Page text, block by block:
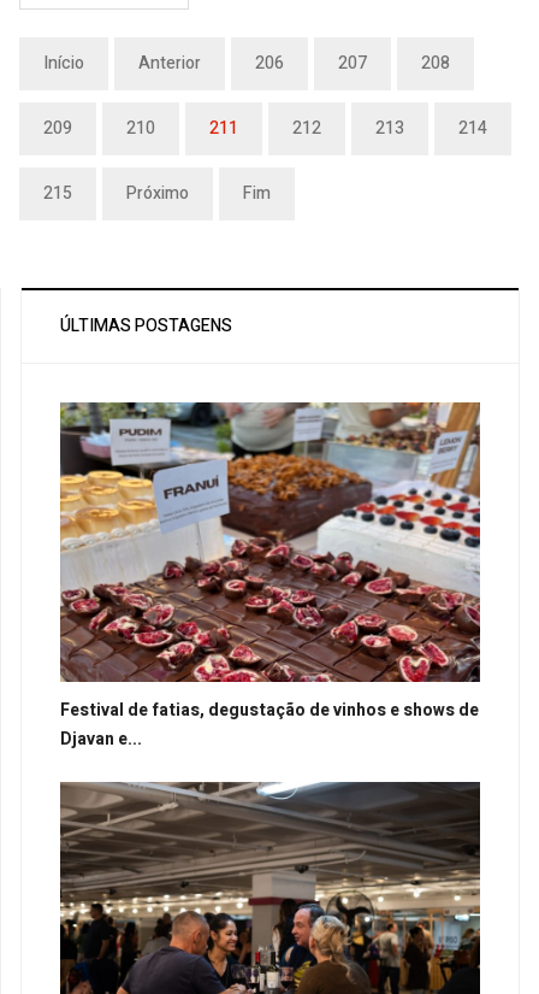
Início Anterior 206 207 208
209 210 211 212 213 214
215 Próximo Fim
ÚLTIMAS POSTAGENS
Festival de fatias, degustação de vinhos e shows de
Djavan e...